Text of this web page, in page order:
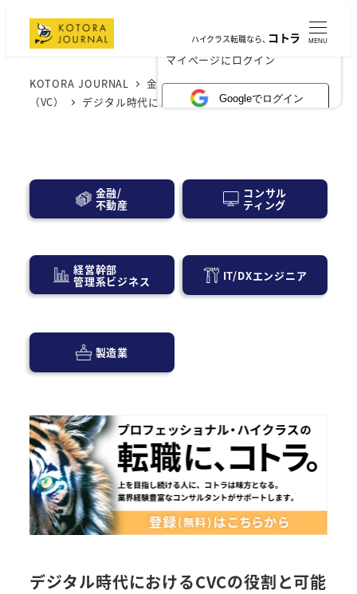
×
マイページにログイン
Googleでログイン
ハイクラス転職なら、コトラ MENU
KOTORA JOURNAL 金融業界
ベンチャーキャピタル
（VC）
デジタル時代におけるCVCの役割と可能性を探る
金融/
不動産
コンサル
ティング
経営幹部
管理系ビジネス IT/DXエンジニア
製造業
デジタル時代におけるCVCの役割と可能